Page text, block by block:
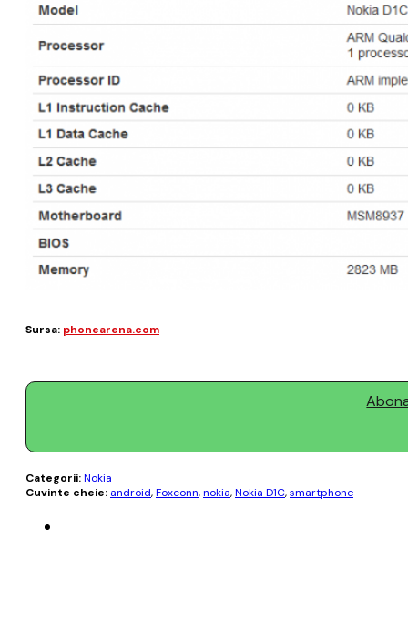
Sursa: phonearena.com
Categorii:Nokia
Cuvinte cheie: android,Foxconn,nokia,Nokia D1C,smartphone